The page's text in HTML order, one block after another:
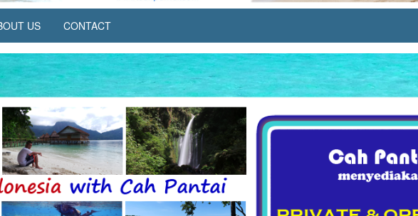
US CONTACT